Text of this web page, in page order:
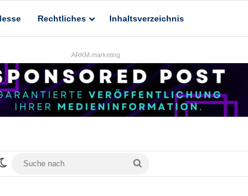
Rechtliches Inhaltsverzeichnis
ARKM.marketing
Skin umschalten